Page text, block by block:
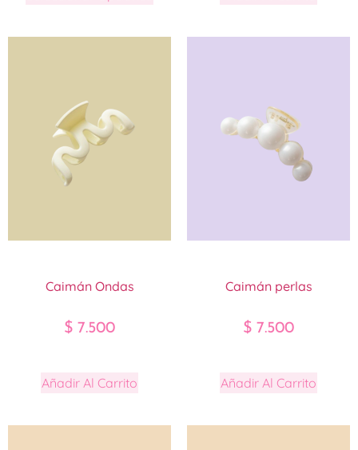
Caimán Ondas
$ 7.500
Añadir Al Carrito
Caimán perlas
$ 7.500
Añadir Al Carrito